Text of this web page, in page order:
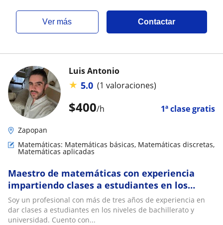
ver más Contactar
$400/h 1ª clase gratis
Luis Antonio
★ 5.0 (1 valoraciones)
Zapopan
Matemáticas: Matemáticas básicas, Matemáticas discretas,
Matemáticas aplicadas
Maestro de matemáticas con experiencia
impartiendo clases a estudiantes en los
niveles de bachillerato y universidad
Soy un profesional con más de tres años de experiencia en
dar clases a estudiantes en los niveles de bachillerato y
universidad. Cuento con...